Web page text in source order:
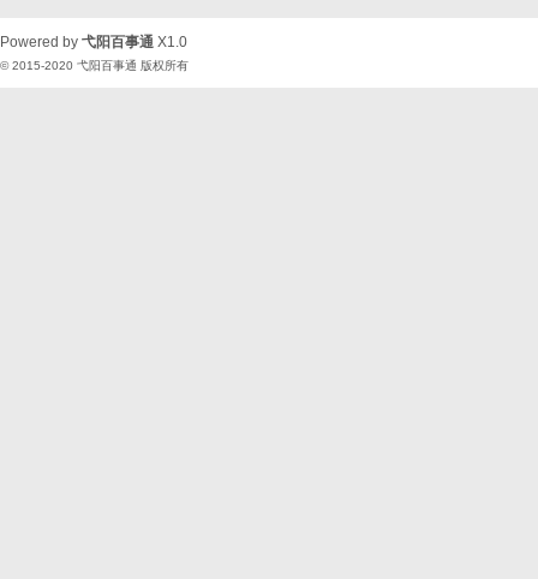
Powered by 弋阳百事通 X1.0
© 2015-2020 弋阳百事通 版权所有